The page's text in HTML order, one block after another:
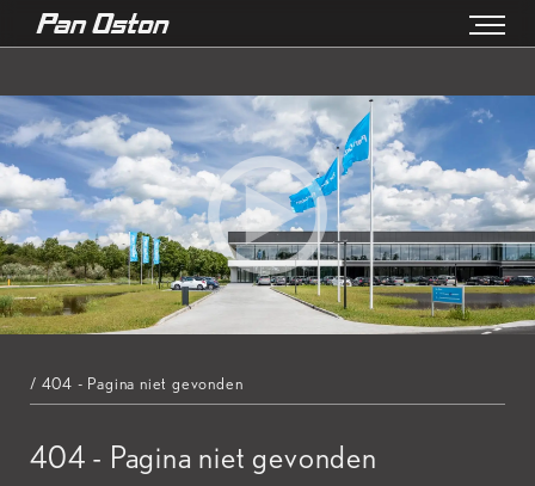
/ 404 - Pagina niet gevonden
404 - Pagina niet gevonden